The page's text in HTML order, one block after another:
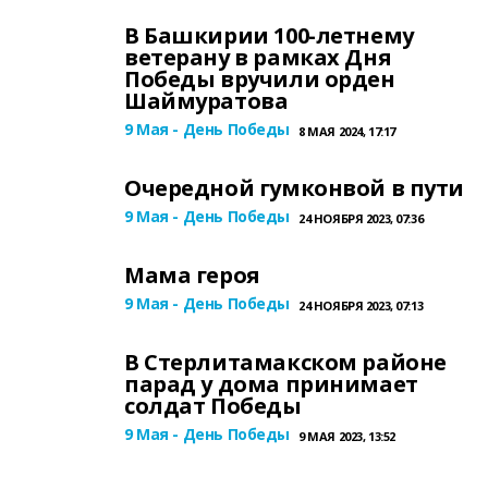
В Башкирии 100-летнему
ветерану в рамках Дня
Победы вручили орден
Шаймуратова
9 Мая - День Победы 8 МАЯ 2024, 17:17
Очередной гумконвой в пути
9 Мая - День Победы 24 НОЯБРЯ 2023, 07:36
Мама героя
9 Мая - День Победы 24 НОЯБРЯ 2023, 07:13
В Стерлитамакском районе
парад у дома принимает
солдат Победы
9 Мая - День Победы 9 МАЯ 2023, 13:52